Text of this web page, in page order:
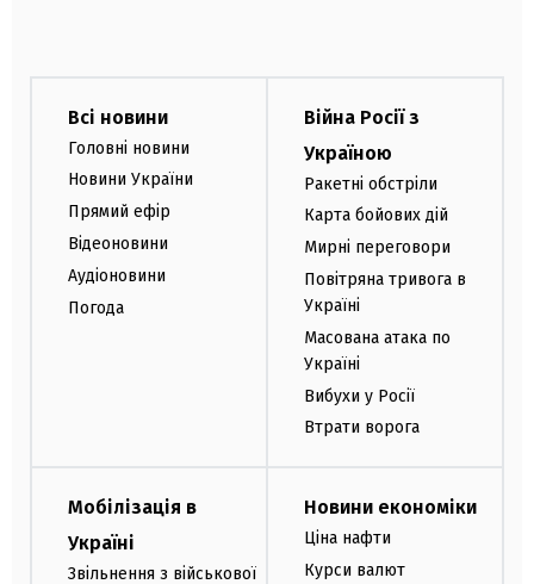
Всі новини
Головні новини
Новини України
Прямий ефір
Відеоновини
Аудіоновини
Погода
Війна Росії з
Україною
Ракетні обстріли
Карта бойових дій
Мирні переговори
Повітряна тривога в
Україні
Масована атака по
Україні
Вибухи у Росії
Втрати ворога
Мобілізація в
Україні
Звільнення з військової
Новини економіки
Ціна нафти
Курси валют